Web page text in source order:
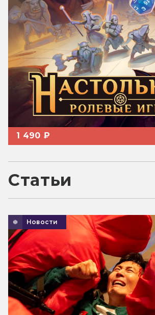
1 490 ₽
Статьи
Новости